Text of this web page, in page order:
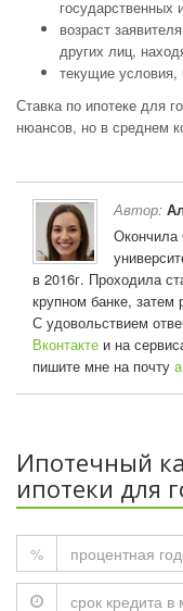
возраст
других лиц,
текущие условия,
Ставка по ипотеке для
нюансов, но в среднем
Автор:
Окончила
в 2016г. Проходила
крупном банке,
С удовольствием
Вконтакте и на
пишите мне на почту
Ипотечный
ипотеки для
%